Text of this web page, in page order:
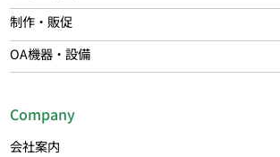
制作・販促
OA機器・設備
Company
会社案内